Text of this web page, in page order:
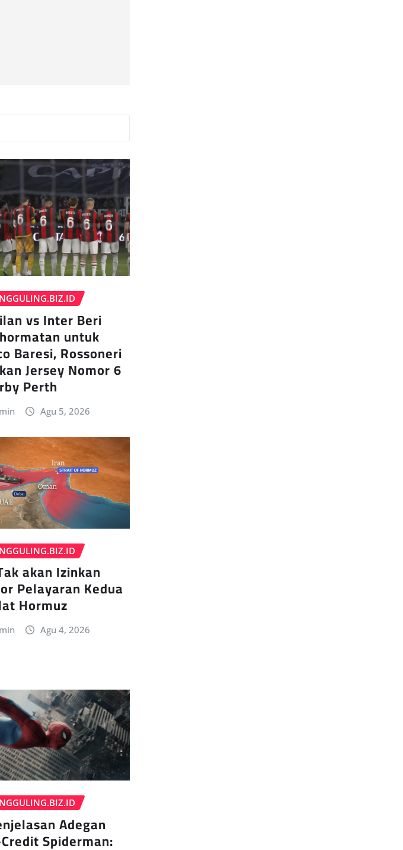
vs Inter Beri
untuk
Baresi, Rossoneri
Jersey Nomor 6
Perth
Agu 5, 2026
akan Izinkan
Pelayaran Kedua
Hormuz
Agu 4, 2026
Adegan
Spiderman: